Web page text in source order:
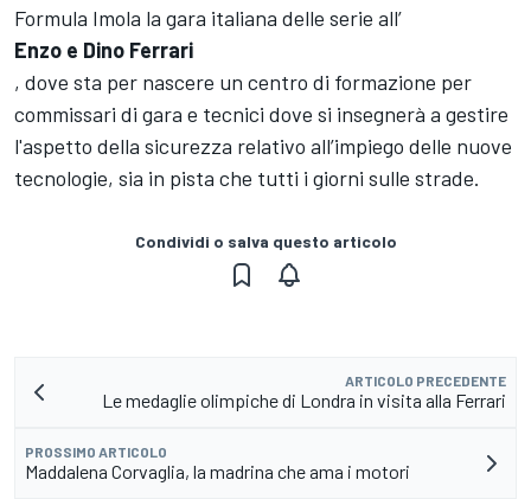
Formula Imola la gara italiana delle serie all’
Enzo e Dino Ferrari
, dove sta per nascere un centro di formazione per
commissari di gara e tecnici dove si insegnerà a gestire
l'aspetto della sicurezza relativo all’impiego delle nuove
tecnologie, sia in pista che tutti i giorni sulle strade.
Condividi o salva questo articolo
ARTICOLO PRECEDENTE
Le medaglie olimpiche di Londra in visita alla Ferrari
PROSSIMO ARTICOLO
Maddalena Corvaglia, la madrina che ama i motori